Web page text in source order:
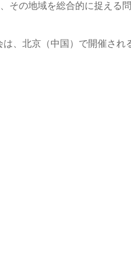
その地域を総合的に捉える問
、北京（中国）で開催され